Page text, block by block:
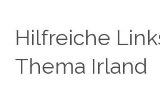
Hilfreiche
Thema Irland